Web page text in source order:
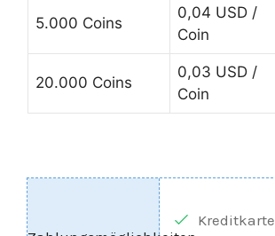
5.000 Coins
0,04 USD /
Coin
20.000 Coins
0,03 USD /
Coin
Kreditkarte